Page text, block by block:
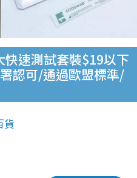
快速測試套裝$19以下
認可/通過歐盟標準/
貨